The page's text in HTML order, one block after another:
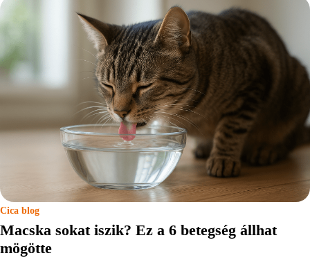
Cica blog
Macska sokat iszik? Ez a 6 betegség állhat
mögötte